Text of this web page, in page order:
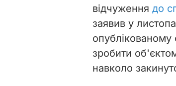
відчуження до
заявив у
зробити
навколо